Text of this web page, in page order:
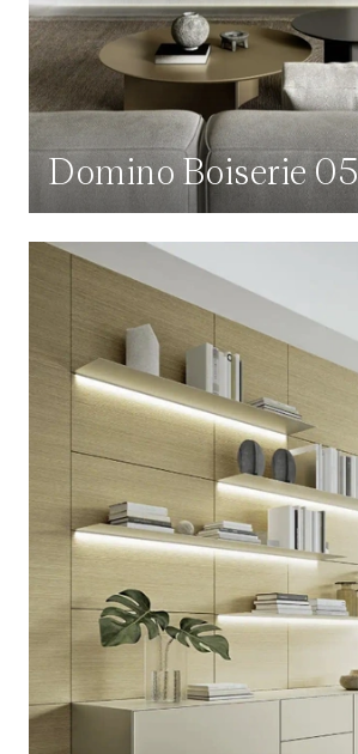
Domino Boiserie 05